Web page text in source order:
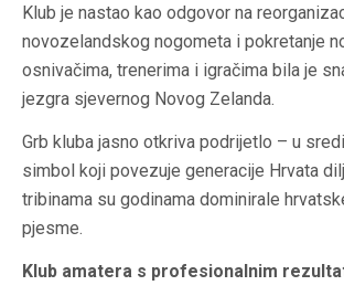
Klub je nastao kao odgovor na
novozelandskog nogometa i pokretanje
osnivačima, trenerima i igračima bila je
jezgra sjevernog Novog Zelanda.
Grb kluba jasno otkriva podrijetlo – u
simbol koji povezuje generacije Hrvata
tribinama su godinama dominirale
pjesme.
Klub amatera s profesionalnim